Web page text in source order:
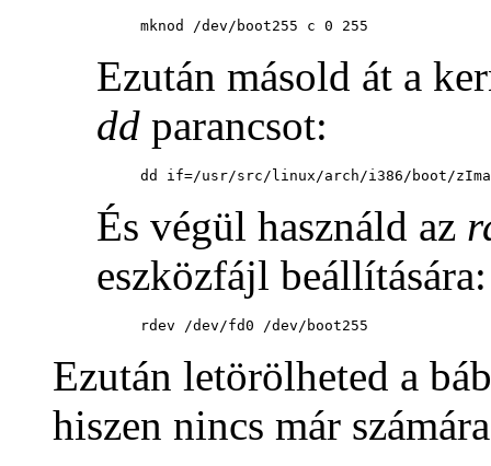
mknod /dev/boot255 c 0 255
Ezután másold át a
dd parancsot:
dd if=/usr/src/linux/arch/i386/boot/
És végül használd az
eszközfájl beállítására:
rdev /dev/fd0 /dev/boot255
Ezután letörölheted a
hiszen nincs már